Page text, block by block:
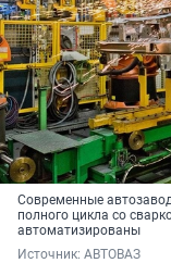
Современные
полного цикла со
автоматизированы
Источник: АВТОВАЗ